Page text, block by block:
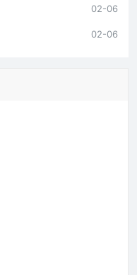
02-06
02-06